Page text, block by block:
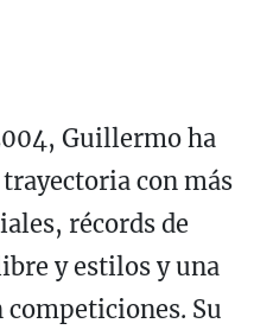
Guillermo ha
con más
récords de
y estilos y una
competiciones. Su